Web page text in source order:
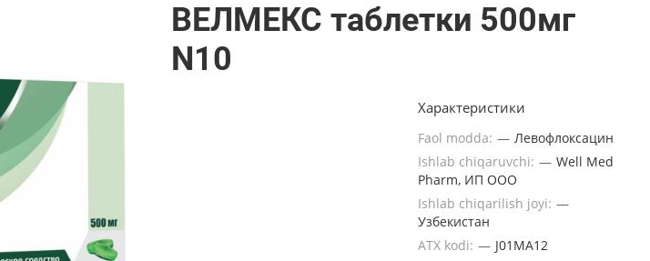
ВЕЛМЕКС таблетки 500мг
N10
Характеристики
Faol modda: — Левофлоксацин
Ishlab chiqaruvchi: — Well Med
Pharm, ИП ООО
Ishlab chiqarilish joyi: —
Узбекистан
ATX kodi: — J01MA12